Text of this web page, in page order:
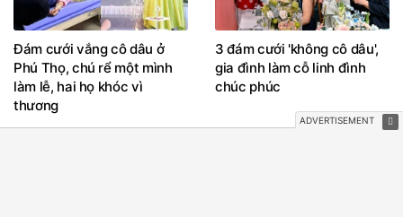
Đám cưới vắng cô dâu ở
Phú Thọ, chú rể một mình
làm lễ, hai họ khóc vì
thương
3 đám cưới 'không cô dâu',
gia đình làm cỗ linh đình
chúc phúc